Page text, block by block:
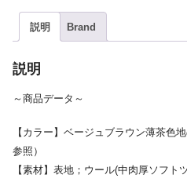
説明 Brand
説明
～商品データ～
【カラー】ベージュブラウン薄茶色
参照）
【素材】表地；ウール(中肉厚ソフ